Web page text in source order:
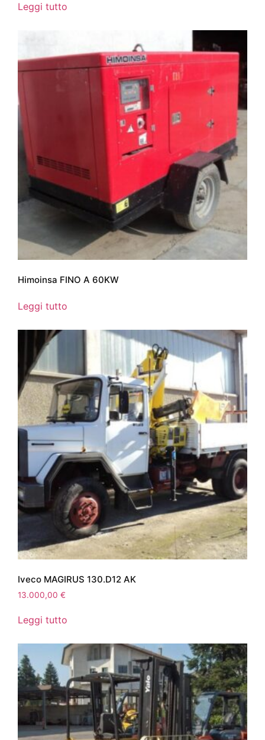
Leggi tutto
Himoinsa FINO A 60KW
Leggi tutto
Iveco MAGIRUS 130.D12 AK
13.000,00 €
Leggi tutto